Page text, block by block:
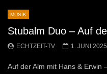
MUSIK
Stubalm Duo – Auf
ECHTZEIT-TV 1. JUNI 2025
Auf der Alm mit Hans & Erwin